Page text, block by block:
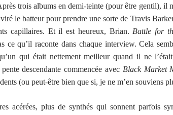
trois albums en demi-teinte (pour être gentil), il
le batteur pour prendre une sorte de Travis
capillaires. Et il est heureux, Brian. Battle for
ce qu’il raconte dans chaque interview. Cela
qui était nettement meilleur quand il ne
descendante commencée avec Black Market
(ou peut-être bien que si, je ne m’en souviens
acérées, plus de synthés qui sonnent parfois